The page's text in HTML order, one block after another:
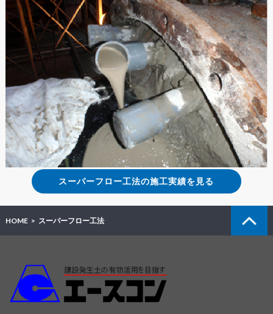
スーパーフロー工法の施工実績を見る
HOME スーパーフロー工法